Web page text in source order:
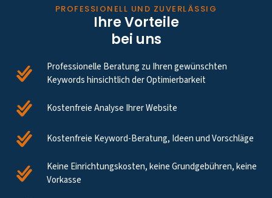
PROFESSIONELL UND ZUVERLÄSSIG
Ihre Vorteile
bei uns
Professionelle Beratung zu Ihren gewünschten
Keywords hinsichtlich der Optimierbarkeit
Kostenfreie Analyse Ihrer Website
Kostenfreie Keyword-Beratung, Ideen und Vorschläge
Keine Einrichtungskosten, keine Grundgebühren, keine
Vorkasse